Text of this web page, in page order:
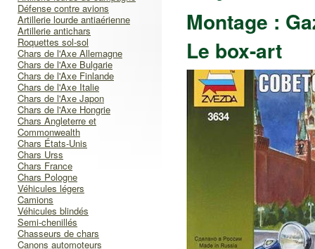
Défense contre avions
Artillerie lourde antiaérienne
Artillerie antichars
Roquettes sol-sol
Chars de l'Axe Allemagne
Chars de l'Axe Bulgarie
Chars de l'Axe Finlande
Chars de l'Axe Italie
Chars de l'Axe Japon
Chars de l'Axe Hongrie
Chars Angleterre et
Commonwealth
Chars États-Unis
Chars Urss
Chars France
Chars Pologne
Véhicules légers
Camions
Véhicules blindés
Semi-chenillés
Chasseurs de chars
Canons automoteurs
Montage :
Le box-art